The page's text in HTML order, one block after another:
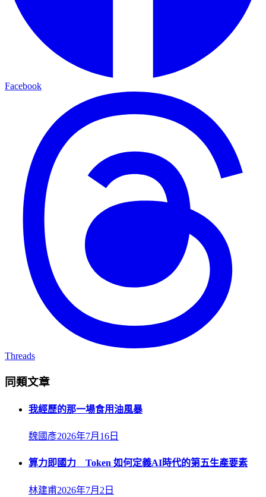
Facebook
Threads
同類文章
我經歷的那一場食用油風暴
魏國彥2026年7月16日
算力即國力 Token 如何定義AI時代的第五生產要素
林建甫2026年7月2日